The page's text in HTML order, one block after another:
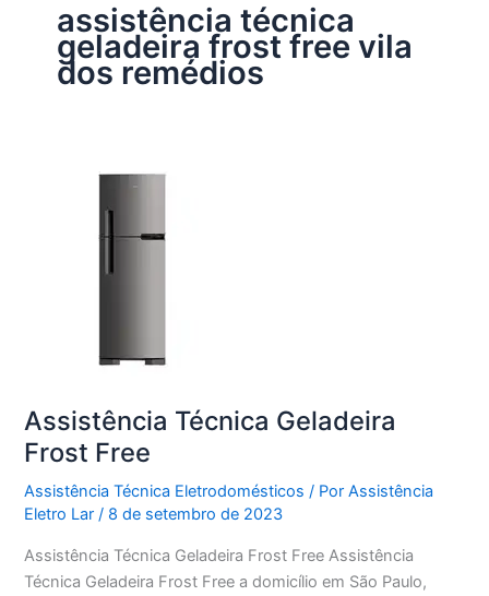
assistência técnica
geladeira frost free vila
dos remédios
Assistência Técnica Geladeira
Frost Free
Assistência Técnica Eletrodomésticos / PorAssistência
Eletro Lar/ 8 de setembro de 2023
Assistência Técnica Geladeira Frost Free Assistência
Técnica Geladeira Frost Free a domicílio em São Paulo,